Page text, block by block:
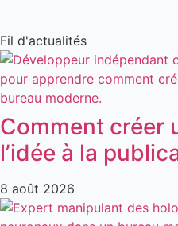
Fil d'actualités
Comment créer
l’idée à la
8 août 2026